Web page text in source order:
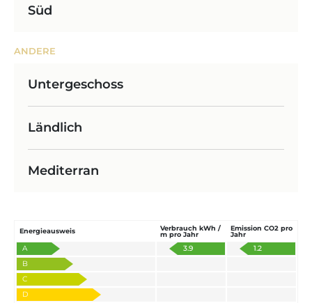
Süd
ANDERE
Untergeschoss
Ländlich
Mediterran
Energieausweis
Verbrauch kWh /
m pro Jahr
Emission CO2 pro
Jahr
A 3.9
1.2
B
C
D